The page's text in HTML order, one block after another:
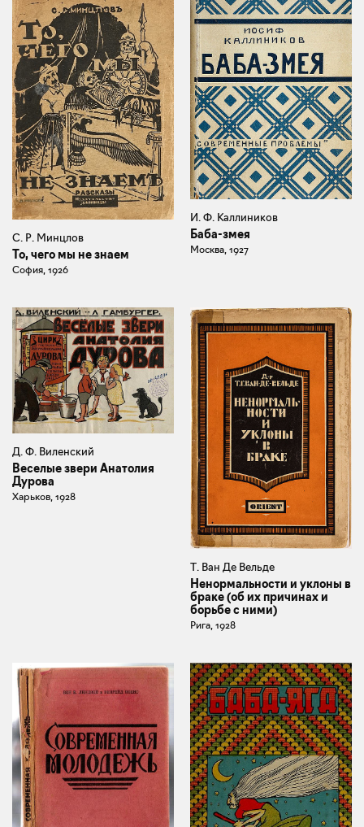
С. Р. Минцлов
То, чего мы не знаем
София, 1926
И. Ф. Каллиников
Баба-змея
Москва, 1927
Д. Ф. Виленский
Веселые звери Анатолия
Дурова
Харьков, 1928
Т. Ван Де Вельде
Ненормальности и уклоны в
браке (об их причинах и
борьбе с ними)
Рига, 1928